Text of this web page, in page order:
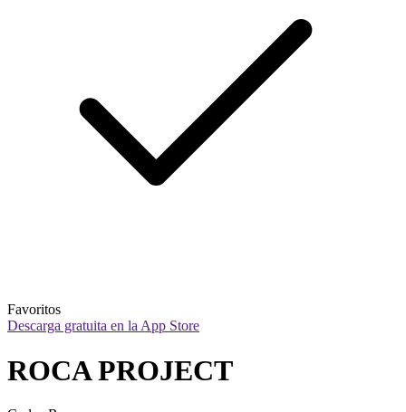
Favoritos
Descarga gratuita en la App Store
ROCA PROJECT